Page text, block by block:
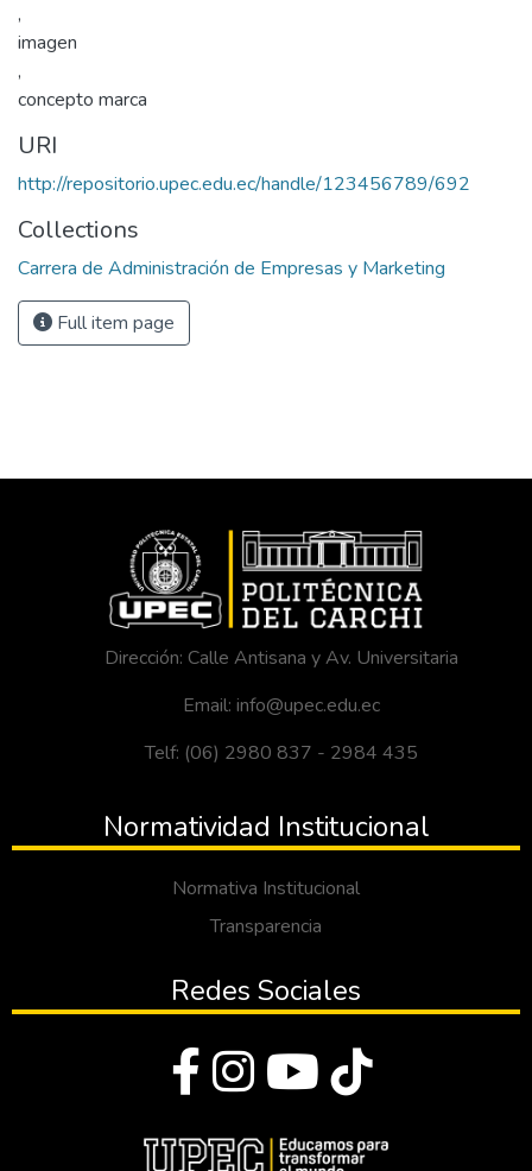
,
imagen
,
concepto marca
URI
http://repositorio.upec.edu.ec/handle/123456789/692
Collections
Carrera de Administración de Empresas y Marketing
Full item page
Dirección: Calle Antisana y Av. Universitaria
Email: info@upec.edu.ec
Telf: (06) 2980 837 - 2984 435
Normatividad Institucional
Normativa Institucional
Transparencia
Redes Sociales